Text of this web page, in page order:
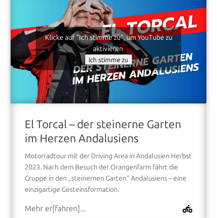
Klicke auf "Ich stimme zu", um YouTube zu
aktivieren
Ich stimme zu
El Torcal – der steinerne Garten
im Herzen Andalusiens
Motorradtour mit der Driving Area in Andalusien Herbst
2023. Nach dem Besuch der Orangenfarm fährt die
Gruppe in den „steinernen Garten“ Andalusiens – eine
einzigartige Gesteinsformation.
Mehr er[fahren]...